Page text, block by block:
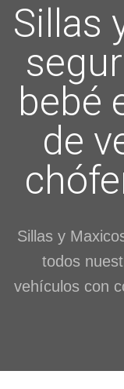
Sillas
bebé
de
Sillas y
todos
vehículos con